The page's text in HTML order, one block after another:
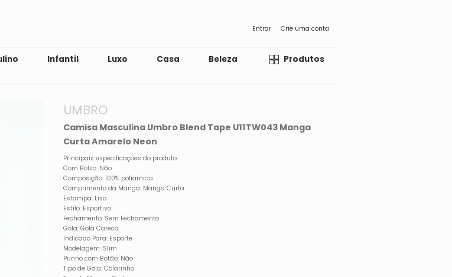
Entrar Crie uma conta
Infantil Luxo Casa Beleza LiquidaProdutos
UMBRO
Camisa Masculina Umbro Blend Tape U11TW043 Manga
Curta Amarelo Neon
Principais especificações do produto:
Com Bolso: Não
Composição: 100% poliamida
Comprimento da Manga: Manga Curta
Estampa: Lisa
Estilo: Esportivo
Fechamento: Sem Fechamento
Gola: Gola Careca
Indicado Para: Esporte
Modelagem: Slim
Punho com Botão: Não
Tipo de Gola: Colarinho